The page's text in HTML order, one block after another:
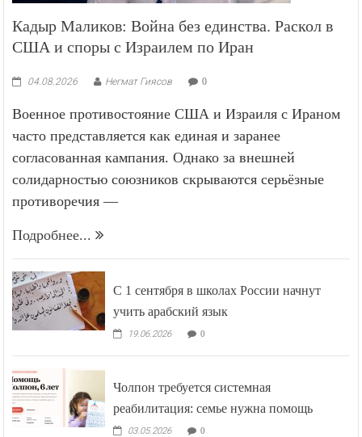
Кадыр Маликов: Война без единства. Раскол в
США и споры с Израилем по Иран
04.08.2026 Негмат Гиясов 0
Военное противостояние США и Израиля с Ираном
часто представляется как единая и заранее
согласованная кампания. Однако за внешней
солидарностью союзников скрываются серьёзные
противоречия —
Подробнее...
С 1 сентября в школах России начнут
учить арабский язык
19.06.2026 0
Чолпон требуется системная
реабилитация: семье нужна помощь
03.05.2026 0